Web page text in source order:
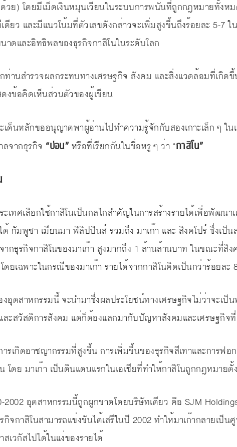
วย) โดยมีเม็ดเงินหมุนเวียนในระบบการพนันที่ถูกกฎหมายทั้งห
ดียว และมีแนวโน้มที่ตัวเลขดังกล่าวจะเพิ่มสูงขึ้นถึงร้อยละ 5-7
าดและอิทธิพลของธุรกิจกาสิโนในระดับโลก
านสำรวจผลกระทบทางเศรษฐกิจ สังคม และสิ่งแวดล้อมที่เกิด
งข้อคิดเห็นส่วนตัวของผู้เขียน
เด็นหลักขออนุญาตพาผู้อ่านไปทำความรู้จักกับสองเกาะเล็ก ๆ ใน
ลจากธุรกิจ “บ่อน” หรือที่เรียกกันในชื่อหรู ๆ ว่า “กาสิโน”
เทศเลือกใช้กาสิโนเป็นกลไกสำคัญในการสร้างรายได้เพื่อพัฒนา
ต้ กัมพูชา เมียนมา ฟิลิปปินส์ รวมถึง มาเก๊า และ สิงคโปร์ ซึ่งเป็
ากธุรกิจกาสิโนของมาเก๊า สูงมากถึง 1 ล้านล้านบาท ในขณะที่สิ
ดยเฉพาะในกรณีของมาเก๊า รายได้จากกาสิโนคิดเป็นกว่าร้อยล
งอุตสาหกรรมนี้ จะนำมาซึ่งผลประโยชน์ทางเศรษฐกิจไม่ว่าจะเ
ละสวัสดิการสังคม แต่ก็ต้องแลกมากับปัญหาสังคมและเศรษฐกิจ
ารเกิดอาชญากรรมที่สูงขึ้น การเพิ่มขึ้นของธุรกิจสีเทาและการฟ
โดย มาเก๊า เป็นดินแดนแรกในเอเชียที่ทำให้กาสิโนถูกกฎหมาย
2002 อุตสาหกรรมนี้ถูกผูกขาดโดยบริษัทเดียว คือ SJM
กิจกาสิโนสามารถแข่งขันได้เสรีในปี 2002 ทำให้มาเก๊ากลายเป็
เวกัสไปได้ในแง่ของรายได้